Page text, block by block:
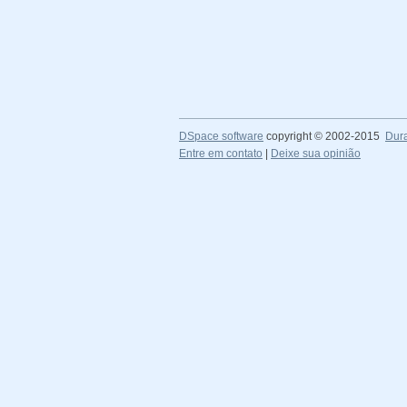
DSpace software copyright © 2002-2015
Entre em contato
Deixe sua opinião